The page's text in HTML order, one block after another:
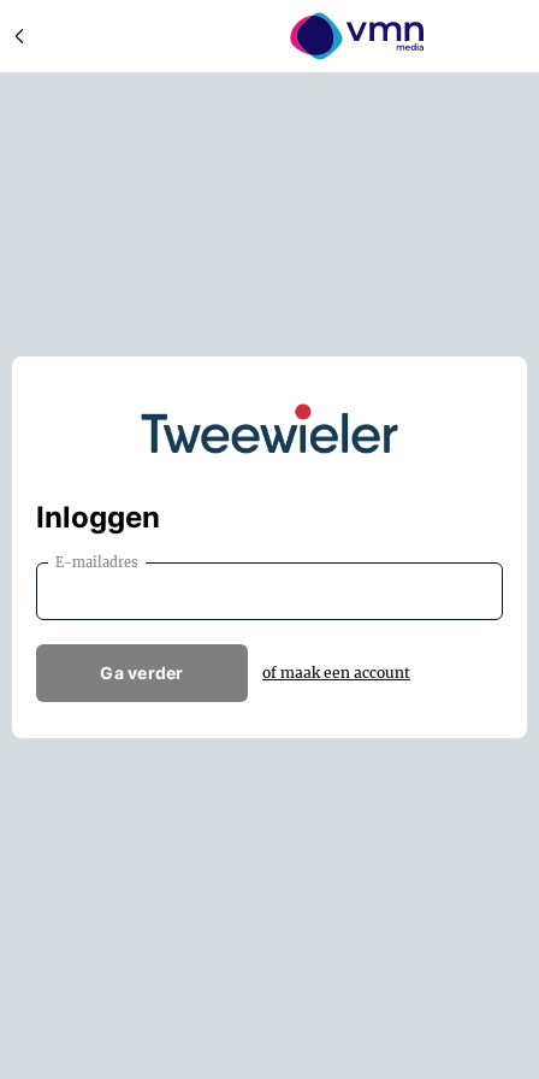
Inloggen
E-mailadres
Ga verder of maak een account